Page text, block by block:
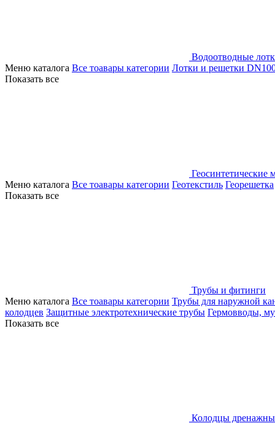
Водоотводные
Меню каталога Все тоавары категории Лотки и решетки
Показать все
Геосинтетические
Меню каталога Все тоавары категории Геотекстиль Георешетка
Показать все
Трубы и фитинги
Меню каталога Все тоавары категории Трубы для наружной
колодцев Защитные электротехнические трубы Гермовводы,
Показать все
Колодцы